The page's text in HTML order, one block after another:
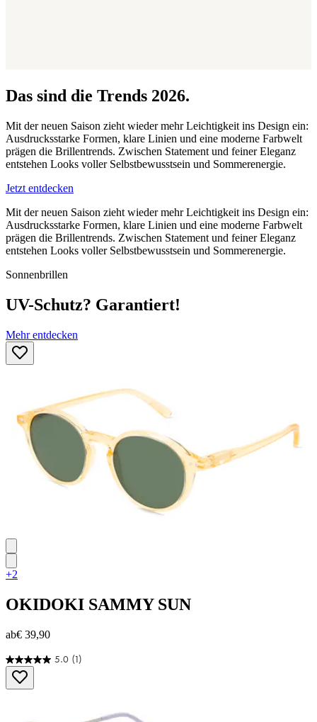
Das sind die Trends 2026.
Mit der neuen Saison zieht wieder mehr Leichtigkeit ins Design ein:
Ausdrucksstarke Formen, klare Linien und eine moderne Farbwelt
prägen die Brillentrends. Zwischen Statement und feiner Eleganz
entstehen Looks voller Selbstbewusstsein und Sommerenergie.
Jetzt entdecken
Mit der neuen Saison zieht wieder mehr Leichtigkeit ins Design ein:
Ausdrucksstarke Formen, klare Linien und eine moderne Farbwelt
prägen die Brillentrends. Zwischen Statement und feiner Eleganz
entstehen Looks voller Selbstbewusstsein und Sommerenergie.
Sonnenbrillen
UV-Schutz? Garantiert!
Mehr entdecken
+2
OKIDOKI SAMMY SUN
ab€ 39,90
5.0 (1)
5.0
von
5